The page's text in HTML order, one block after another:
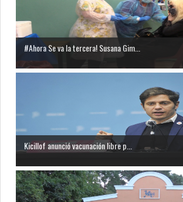
#Ahora Se va la tercera! Susana Gim...
Kicillof anunció vacunación libre p...